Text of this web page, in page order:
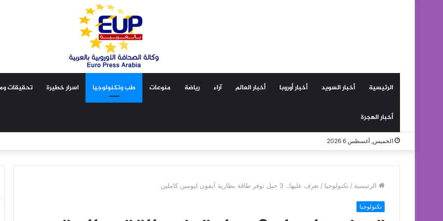
الرئيسية أخبار السويد أخبار أوروبا أخبار العالم آراء رياضة منوعات طب وتكنولوجيا اسرار خطيرة تحقيقات
أخبار الهجرة
الخميس, أغسطس 6 2026
الرئيسية / تكنولوجيا / تعرف عليها.. 3 حيل توفر طاقة بطارية آيفون ليومين كاملين
تكنولوجيا